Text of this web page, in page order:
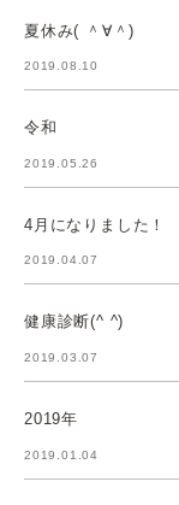
夏休み( ＾∀＾)
2019.08.10
令和
2019.05.26
4月になりました！
2019.04.07
健康診断(^ ^)
2019.03.07
2019年
2019.01.04